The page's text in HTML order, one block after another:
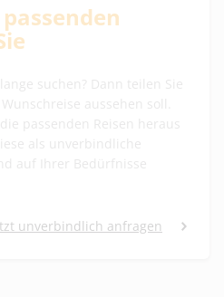
suchen? Dann teilen Sie
aussehen soll.
passenden Reisen heraus
als unverbindliche
auf Ihrer Bedürfnisse
unverbindlich anfragen